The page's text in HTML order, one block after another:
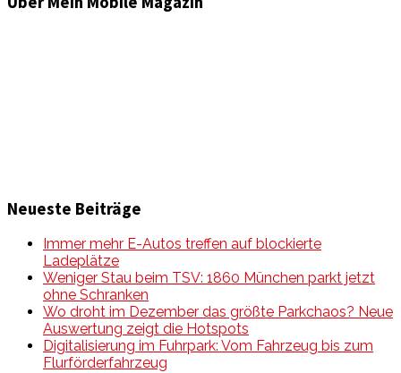
Neueste Beiträge
Immer mehr E-Autos treffen auf blockierte
Ladeplätze
Weniger Stau beim TSV: 1860 München parkt jetzt
ohne Schranken
Wo droht im Dezember das größte Parkchaos? Neue
Auswertung zeigt die Hotspots
Digitalisierung im Fuhrpark: Vom Fahrzeug bis zum
Flurförderfahrzeug